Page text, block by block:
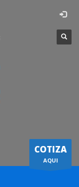
COTIZA
AQUI